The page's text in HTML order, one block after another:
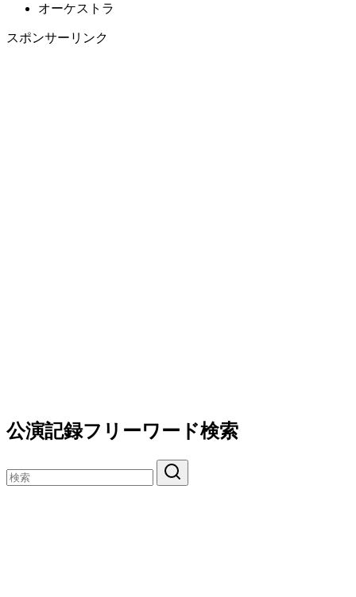
オーケストラ
スポンサーリンク
公演記録フリーワード検索